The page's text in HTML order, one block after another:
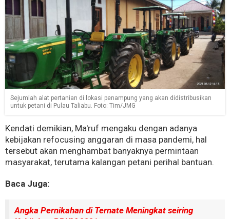
Sejumlah alat pertanian di lokasi penampung yang akan didistribusikan
untuk petani di Pulau Taliabu. Foto: Tim/JMG
Kendati demikian, Ma'ruf mengaku dengan adanya
kebijakan refocusing anggaran di masa pandemi, hal
tersebut akan menghambat banyaknya permintaan
masyarakat, terutama kalangan petani perihal bantuan.
Baca Juga:
Angka Pernikahan di Ternate Meningkat seiring